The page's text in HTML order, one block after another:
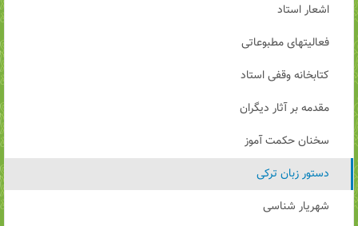
اشعار استاد
فعالیتهای مطبوعاتی
کتابخانه وقفی استاد
مقدمه بر آثار دیگران
سخنان حکمت آموز
دستور زبان ترکی
شهریار شناسی